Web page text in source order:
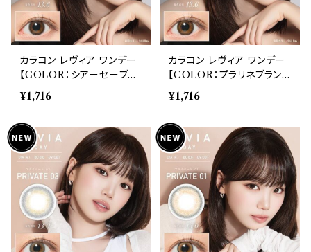
カラコン レヴィア ワンデー
【COLOR：シアーセーブ
ル】 1箱10枚入 度なし 14.1
mm キムチェウォン ReVIA
ル ハーフ ブラウン ブラック
高含水 裸眼風 自然
¥1,716
カラコン レヴィア ワンデー
【COLOR：プラリネブラン】
1箱10枚入 度あり 14.1mm
キムチェウォン ReVIA 1da
ハーフ ブラウン ブラック 高
含水 裸眼風 自然
¥1,716